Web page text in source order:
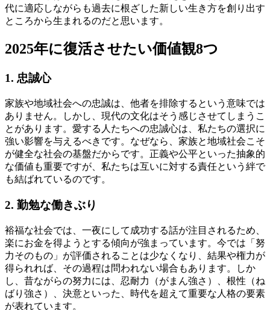
代に適応しながらも過去に根ざした新しい生き方を創り出す
ところから生まれるのだと思います。
2025年に復活させたい価値観8つ
1. 忠誠心
家族や地域社会への忠誠は、他者を排除するという意味では
ありません。しかし、現代の文化はそう感じさせてしまうこ
とがあります。愛する人たちへの忠誠心は、私たちの選択に
強い影響を与えるべきです。なぜなら、家族と地域社会こそ
が健全な社会の基盤だからです。正義や公平といった抽象的
な価値も重要ですが、私たちは互いに対する責任という絆で
も結ばれているのです。
2. 勤勉な働きぶり
裕福な社会では、一夜にして成功する話が注目されるため、
楽にお金を得ようとする傾向が強まっています。今では「努
力そのもの」が評価されることは少なくなり、結果や権力が
得られれば、その過程は問われない場合もあります。しか
し、昔ながらの努力には、忍耐力（がまん強さ）、根性（ね
ばり強さ）、決意といった、時代を超えて重要な人格の要素
が表れています。